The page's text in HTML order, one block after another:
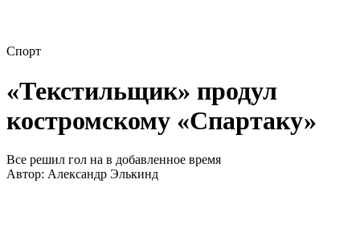
Спорт
«Текстильщик» продул
костромскому «Спартаку»
Все решил гол на в добавленное время
Автор: Александр Элькинд